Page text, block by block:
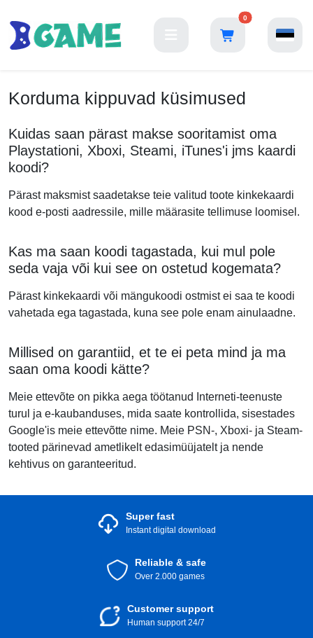
0
Korduma kippuvad küsimused
Kuidas saan pärast makse sooritamist oma
Playstationi, Xboxi, Steami, iTunes'i jms kaardi
koodi?
Pärast maksmist saadetakse teie valitud toote kinkekaardi
kood e-posti aadressile, mille määrasite tellimuse loomisel.
Kas ma saan koodi tagastada, kui mul pole
seda vaja või kui see on ostetud kogemata?
Pärast kinkekaardi või mängukoodi ostmist ei saa te koodi
vahetada ega tagastada, kuna see pole enam ainulaadne.
Millised on garantiid, et te ei peta mind ja ma
saan oma koodi kätte?
Meie ettevõte on pikka aega töötanud Interneti-teenuste
turul ja e-kaubanduses, mida saate kontrollida, sisestades
Google'is meie ettevõtte nime. Meie PSN-, Xboxi- ja Steam-
tooted pärinevad ametlikelt edasimüüjatelt ja nende
kehtivus on garanteeritud.
Super fast
Instant digital download
Reliable & safe
Over 2.000 games
Customer support
Human support 24/7